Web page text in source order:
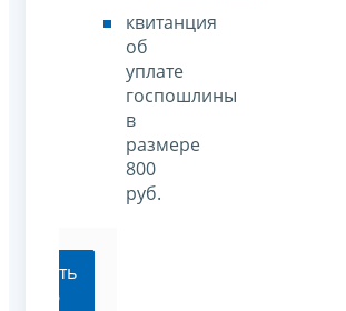
квитанция
об
уплате
госпошлины
в
размере
800
руб.